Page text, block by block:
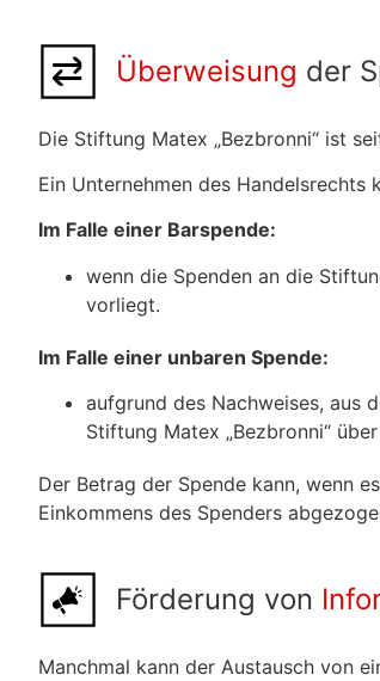
Überweisung der
Die Stiftung Matex „Bezbronni“ ist
Ein Unternehmen des Handelsrechts
Im Falle einer Barspende:
wenn die Spenden an die
vorliegt.
Im Falle einer unbaren Spende:
aufgrund des Nachweises, aus
Stiftung Matex „Bezbronni“
Der Betrag der Spende kann, wenn
Einkommens des Spenders
Förderung von
Manchmal kann der Austausch von